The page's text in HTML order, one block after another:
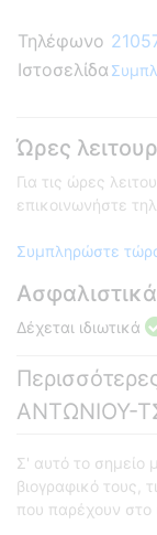
Τηλέφωνο
Ιστοσελίδα
Ώρες
Για τις ώρες
επικοινωνήστε
Συμπληρώστε
Δέχεται ιδιωτικά
ΑΝΤΩΝΙΟΥ-
Σ' αυτό το σημείο
βιογραφικό τους,
που παρέχουν στο